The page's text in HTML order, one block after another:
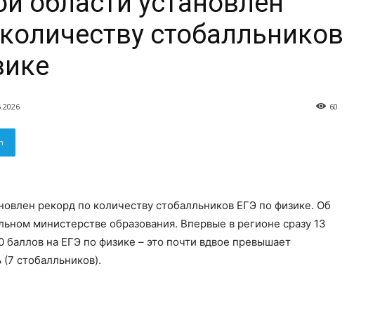
стобалльников
60
рекорд по количеству стобалльников ЕГЭ по физике. Об
министерстве образования. Впервые в регионе сразу 13
баллов на ЕГЭ по физике – это почти вдвое превышает
стобалльников).